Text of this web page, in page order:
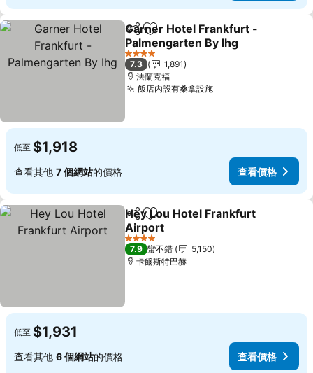
分享 加入我的最愛
Garner Hotel Frankfurt -
Palmengarten By Ihg
4 星級
7.3
1,891
法蘭克福
飯店內設有桑拿設施
低至 $1,918
查看其他 7 個網站的價格 查看價格
分享 加入我的最愛
Hey Lou Hotel Frankfurt
Airport
4 星級
7.9 蠻不錯
5,150
卡爾斯特巴赫
低至 $1,931
查看其他 6 個網站的價格 查看價格